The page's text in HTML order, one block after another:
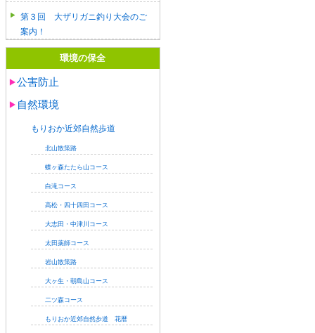
第３回 大ザリガニ釣り大会のご
案内！
環境の保全
公害防止
自然環境
もりおか近郊自然歩道
北山散策路
蝶ヶ森たたら山コース
白滝コース
高松・四十四田コース
大志田・中津川コース
太田薬師コース
岩山散策路
大ヶ生・朝島山コース
二ツ森コース
もりおか近郊自然歩道 花暦